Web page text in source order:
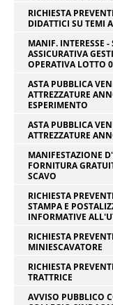
RICHIESTA
DIDATTICI SU TEMI
MANIF. INTERESSE -
ASSICURATIVA
OPERATIVA LOTTO
ASTA PUBBLICA
ATTREZZATURE
ESPERIMENTO
ASTA PUBBLICA
ATTREZZATURE
MANIFESTAZIONE
FORNITURA
SCAVO
RICHIESTA
STAMPA E
INFORMATIVE
RICHIESTA
MINIESCAVATORE
RICHIESTA
TRATTRICE
AVVISO PUBBLICO